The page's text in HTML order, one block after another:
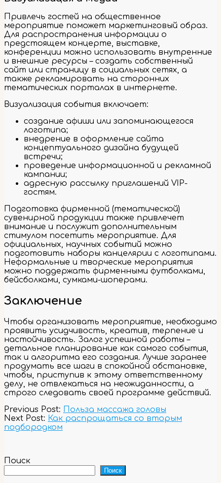
Привлечь гостей на общественное
мероприятие поможет маркетинговый образ.
Для распространения информации о
предстоящем концерте, выставке,
конференции можно использовать внутренние
и внешние ресурсы – создать собственный
сайт или страницу в социальных сетях, а
также рекламировать на сторонних
тематических порталах в интернете.
Визуализация события включает:
создание афиши или запоминающегося
логотипа;
внедрение в оформление сайта
концептуального дизайна будущей
встречи;
проведение информационной и рекламной
кампании;
адресную рассылку приглашений VIP-
гостям.
Подготовка фирменной (тематической)
сувенирной продукции также привлечет
внимание и послужит дополнительным
стимулом посетить мероприятие. Для
официальных, научных событий можно
подготовить наборы канцелярии с логотипами.
Неформальные и творческие мероприятия
можно поддержать фирменными футболками,
бейсболками, сумками-шоперами.
Заключение
Чтобы организовать мероприятие, необходимо
проявить усидчивость, креатив, терпение и
настойчивость. Залог успешной работы –
детальное планирование как самого события,
так и алгоритма его создания. Лучше заранее
продумать все шаги в спокойной обстановке,
чтобы, приступив к этому ответственному
делу, не отвлекаться на неожиданности, а
строго следовать своей программе действий.
2023-
09-
06
Previous Post: Польза массажа головы
Next Post: Как распрощаться со вторым
подбородком
Поиск
Поиск